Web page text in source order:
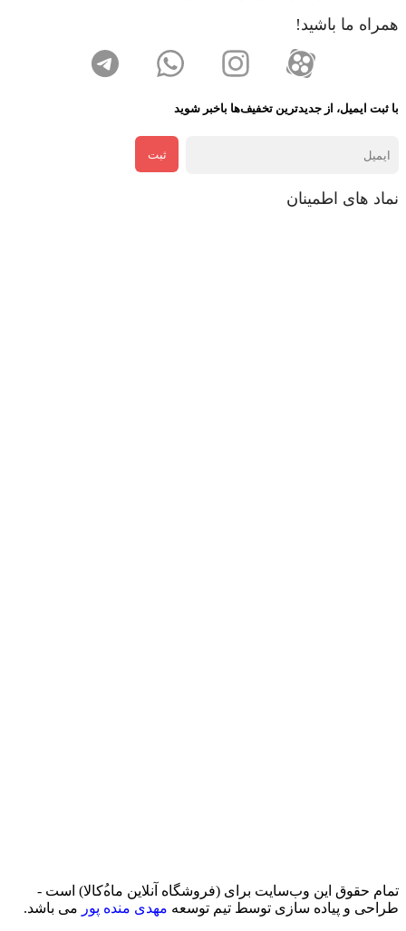
همراه ما باشید!
با ثبت ایمیل، از جدید‌ترین تخفیف‌ها با‌خبر شوید
ثبت
نماد های اطمینان
تمام حقوق اين وب‌سايت برای (فروشگاه آنلاین ماه‌‌‌‌‌‌ُکالا) است -
طراحی و پیاده سازی توسط تیم توسعه مهدی منده پور می باشد.